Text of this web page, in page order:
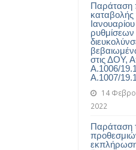
Παράταση
καταβολής
ρυθμίσεων
στις ΔΟΥ,
Α.1006/
Α.1007/
14
2022
Παράταση